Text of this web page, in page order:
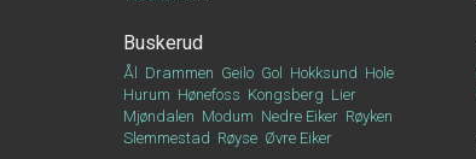
Buskerud
Ål Drammen Geilo Gol Hokksund Hole
Hurum Hønefoss Kongsberg Lier
Mjøndalen Modum Nedre Eiker Røyken
Slemmestad Røyse Øvre Eiker